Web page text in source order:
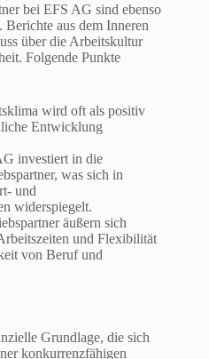
bei EFS AG sind ebenso
aus dem Inneren
über die Arbeitskultur
Folgende Punkte
wird oft als positiv
Entwicklung
investiert in die
was sich in
und
widerspiegelt.
äußern sich
und Flexibilität
von Beruf und
Grundlage, die sich
konkurrenzfähigen